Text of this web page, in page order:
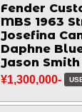
Fender
MBS 1963
Josefina
Daphne
Jason
¥1,300,000-